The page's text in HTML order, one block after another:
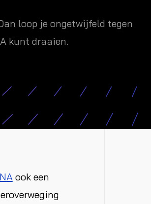
loop je ongetwijfeld tegen
kunt draaien.
ook een